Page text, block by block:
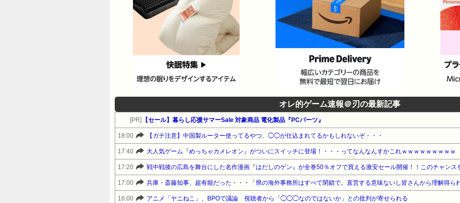
オレ的ゲーム速報＠刃の最新記事
[PR] 【セール】暮らし応援サマーSale 対象商品 電化製品『PCパーツ』
18:00 【ガチ注意】中国製ルーター使ってるやつ、◯◯が仕込まれてるかもしれないぞ・・・
17:40 大人気ゲーム『めっちゃカメレオン』がついにスイッチに登場！・・・ってなんなんすかこれｗｗｗｗｗｗｗｗｗ
17:20 戦中戦後の広島を舞台にした名作漫画『はだしのゲン』が全巻50％オフで買える激安セール開催！！このチャンス
17:00 兵庫・斎藤知事、超有能だった・・・「県の海外事務所はすべて閉鎖で。直営する意味ないし皆さんから理解得ら
16:00 アニメ「ヤニねこ」、BPOで議論 視聴者から「◯◯◯なのではないか」との批判が寄せられる